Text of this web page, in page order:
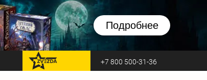
Подробнее
перейти на Zvezda +7 800 500-31-36